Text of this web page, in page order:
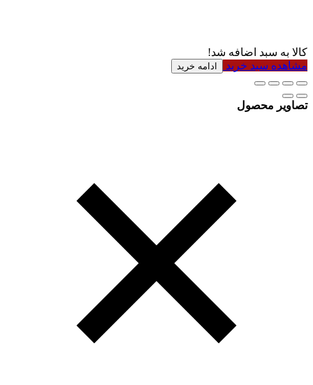
کالا به سبد اضافه شد!
مشاهده سبد خرید
ادامه خرید
تصاویر محصول